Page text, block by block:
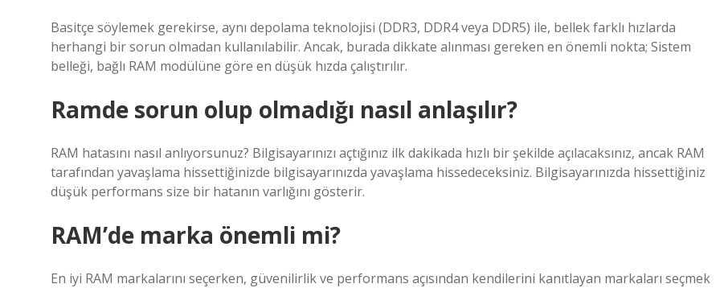
Basitçe söylemek gerekirse, aynı depolama teknolojisi (DDR3, DDR4 veya DDR5) ile, bellek farklı hızlarda
herhangi bir sorun olmadan kullanılabilir. Ancak, burada dikkate alınması gereken en önemli nokta; Sistem
belleği, bağlı RAM modülüne göre en düşük hızda çalıştırılır.
Ramde sorun olup olmadığı nasıl anlaşılır?
RAM hatasını nasıl anlıyorsunuz? Bilgisayarınızı açtığınız ilk dakikada hızlı bir şekilde açılacaksınız, ancak RAM
tarafından yavaşlama hissettiğinizde bilgisayarınızda yavaşlama hissedeceksiniz. Bilgisayarınızda hissettiğiniz
düşük performans size bir hatanın varlığını gösterir.
RAM’de marka önemli mi?
En iyi RAM markalarını seçerken, güvenilirlik ve performans açısından kendilerini kanıtlayan markaları seçmek